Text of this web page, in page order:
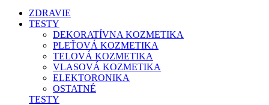
ZDRAVIE
TESTY
DEKORATÍVNA KOZMETIKA
PLEŤOVÁ KOZMETIKA
TELOVÁ KOZMETIKA
VLASOVÁ KOZMETIKA
ELEKTORONIKA
OSTATNÉ
TESTY